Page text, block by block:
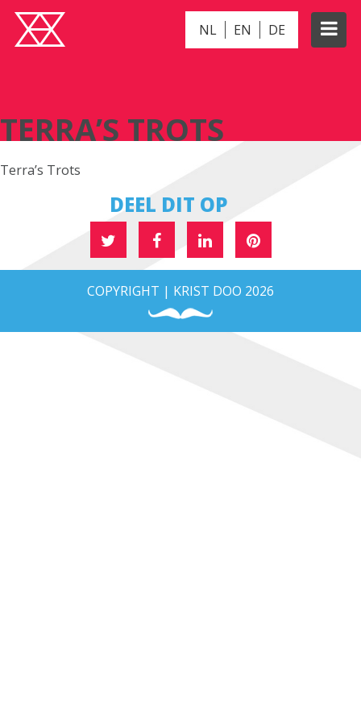
NL EN DE
TERRA’S TROTS
Terra’s Trots
DEEL DIT OP
COPYRIGHT | KRIST DOO 2026